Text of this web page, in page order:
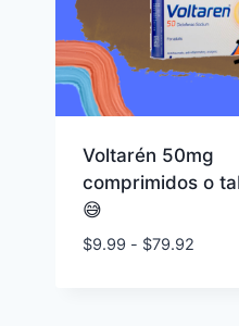
Voltarén 50mg
comprimidos o
😅
$9.99 - $79.92Rango